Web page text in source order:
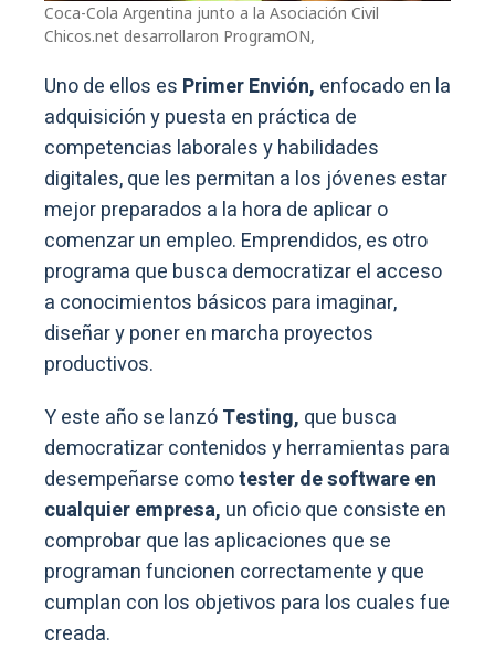
Coca-Cola Argentina junto a la Asociación Civil
Chicos.net desarrollaron ProgramON,
Uno de ellos es Primer Envión, enfocado en la
adquisición y puesta en práctica de
competencias laborales y habilidades
digitales, que les permitan a los jóvenes estar
mejor preparados a la hora de aplicar o
comenzar un empleo. Emprendidos, es otro
programa que busca democratizar el acceso
a conocimientos básicos para imaginar,
diseñar y poner en marcha proyectos
productivos.
Y este año se lanzóTesting, que busca
democratizar contenidos y herramientas para
desempeñarse comotester de software en
cualquier empresa, un oficio que consiste en
comprobar que las aplicaciones que se
programan funcionen correctamente y que
cumplan con los objetivos para los cuales fue
creada.